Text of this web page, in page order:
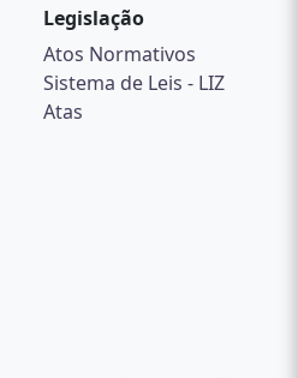
Sistema de Leis - LIZ
Atas